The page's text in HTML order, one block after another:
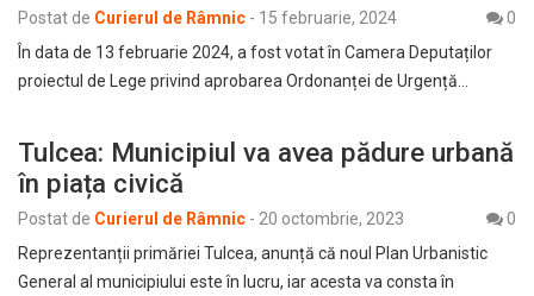
Postat de Curierul de Râmnic - 15 februarie, 2024
0
În data de 13 februarie 2024, a fost votat în Camera Deputaților
proiectul de Lege privind aprobarea Ordonanței de Urgență…
Tulcea: Municipiul va avea pădure urbană
în piața civică
Postat de Curierul de Râmnic - 20 octombrie, 2023
0
Reprezentanții primăriei Tulcea, anunță că noul Plan Urbanistic
General al municipiului este în lucru, iar acesta va consta în